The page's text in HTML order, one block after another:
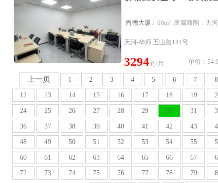
尚德大厦 / 60m² 所属商圈：天
天河-华师 五山路141号
3294元/月 单价：
上一页 1 2 3 4 5 6 7 8
12 13 14 15 16 17 18 19
24 25 26 27 28 29 30 31
36 37 38 39 40 41 42 43
48 49 50 51 52 53 54 55
60 61 62 63 64 65 66 67
72 73 74 75 76 77 78 79